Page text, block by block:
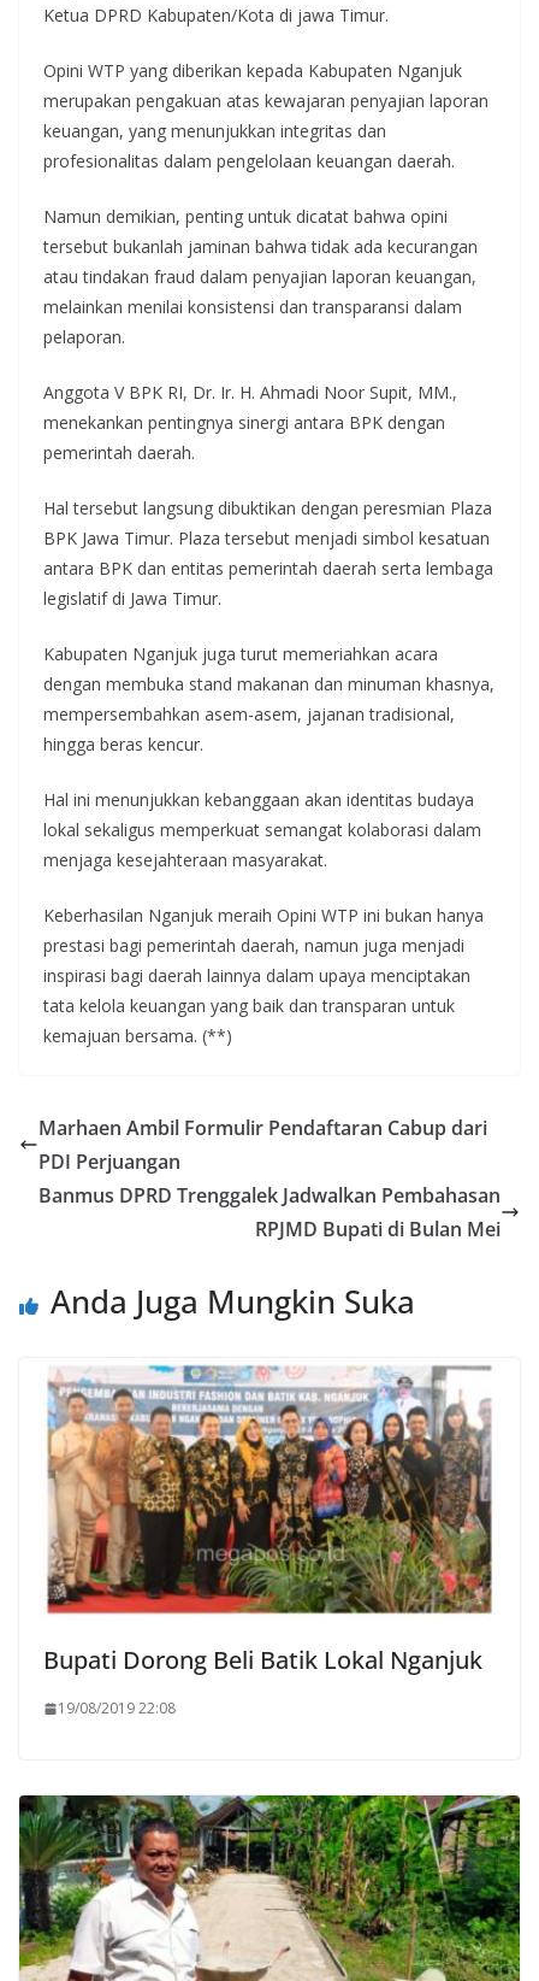
Ketua DPRD Kabupaten/Kota di jawa Timur.
Opini WTP yang diberikan kepada Kabupaten Nganjuk
merupakan pengakuan atas kewajaran penyajian laporan
keuangan, yang menunjukkan integritas dan
profesionalitas dalam pengelolaan keuangan daerah.
Namun demikian, penting untuk dicatat bahwa opini
tersebut bukanlah jaminan bahwa tidak ada kecurangan
atau tindakan fraud dalam penyajian laporan keuangan,
melainkan menilai konsistensi dan transparansi dalam
pelaporan.
Anggota V BPK RI, Dr. Ir. H. Ahmadi Noor Supit, MM.,
menekankan pentingnya sinergi antara BPK dengan
pemerintah daerah.
Hal tersebut langsung dibuktikan dengan peresmian Plaza
BPK Jawa Timur. Plaza tersebut menjadi simbol kesatuan
antara BPK dan entitas pemerintah daerah serta lembaga
legislatif di Jawa Timur.
Kabupaten Nganjuk juga turut memeriahkan acara
dengan membuka stand makanan dan minuman khasnya,
mempersembahkan asem-asem, jajanan tradisional,
hingga beras kencur.
Hal ini menunjukkan kebanggaan akan identitas budaya
lokal sekaligus memperkuat semangat kolaborasi dalam
menjaga kesejahteraan masyarakat.
Keberhasilan Nganjuk meraih Opini WTP ini bukan hanya
prestasi bagi pemerintah daerah, namun juga menjadi
inspirasi bagi daerah lainnya dalam upaya menciptakan
tata kelola keuangan yang baik dan transparan untuk
kemajuan bersama. (**)
Marhaen Ambil Formulir Pendaftaran Cabup dari
PDI Perjuangan
Banmus DPRD Trenggalek Jadwalkan Pembahasan
RPJMD Bupati di Bulan Mei
Anda Juga Mungkin Suka
Bupati Dorong Beli Batik Lokal Nganjuk
19/08/2019 22:08